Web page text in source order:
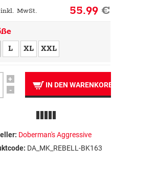
MwSt. 55.99€
L XL XXL
+
-
IN DEN WARENKORB
Doberman's Aggressive
DA_MK_REBELL-BK163